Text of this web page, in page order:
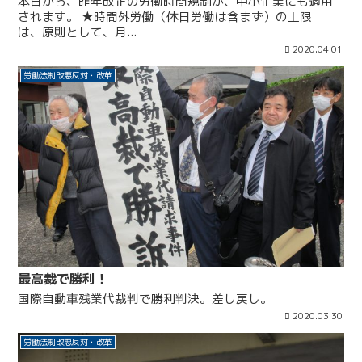
されます。 ★時間外労働（休日労働は含まず）の上限
は、原則として、月...
2020.04.01
労働法制改悪反対・改革
最高裁で勝利！
国際自動車残業代裁判で勝利判決。差し戻し。
2020.03.30
労働法制改悪反対・改革